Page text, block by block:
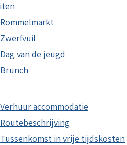
Rommelmarkt
Zwerfvuil
Dag van de jeugd
Brunch
Verhuur accommodatie
Routebeschrijving
Tussenkomst in vrije tijdskosten